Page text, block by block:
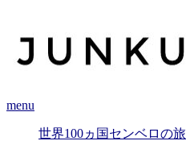
menu
世界100ヵ国センベロの旅